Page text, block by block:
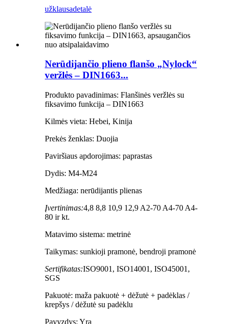
užklausadetalė
Nerūdijančio plieno flanšo „Nylock“
veržlės – DIN1663...
Produkto pavadinimas: Flanšinės veržlės su
fiksavimo funkcija – DIN1663
Kilmės vieta: Hebei, Kinija
Prekės ženklas: Duojia
Paviršiaus apdorojimas: paprastas
Dydis: M4-M24
Medžiaga: nerūdijantis plienas
Įvertinimas:4,8 8,8 10,9 12,9 A2-70 A4-70 A4-
80 ir kt.
Matavimo sistema: metrinė
Taikymas: sunkioji pramonė, bendroji pramonė
Sertifikatas:ISO9001, ISO14001, ISO45001,
SGS
Pakuotė: maža pakuotė + dėžutė + padėklas /
krepšys / dėžutė su padėklu
Pavyzdys: Yra